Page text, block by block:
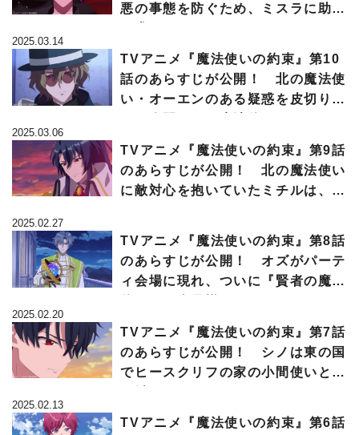
悪の事態を防ぐため、ミスラに助力
2025.03.14
TVアニメ『魔法使いの約束』第10
話のあらすじが公開！ 北の魔法使
い・オーエンのある疑惑を皮切り
2025.03.06
TVアニメ『魔法使いの約束』第9話
のあらすじが公開！ 北の魔法使い
に敵対心を抱いていたミチルは、ブ
2025.02.27
TVアニメ『魔法使いの約束』第8話
のあらすじが公開！ オズがパーテ
ィ会場に現れ、ついに『賢者の魔法
2025.02.20
TVアニメ『魔法使いの約束』第7話
のあらすじが公開！ シノは東の国
でヒースクリフの家の小間使いとし
2025.02.13
TVアニメ『魔法使いの約束』第6話